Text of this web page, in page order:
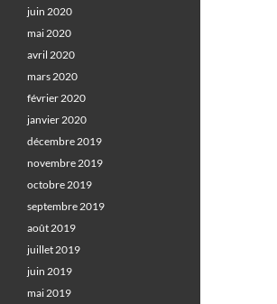
juin 2020
mai 2020
avril 2020
mars 2020
février 2020
janvier 2020
décembre 2019
novembre 2019
octobre 2019
septembre 2019
août 2019
juillet 2019
juin 2019
mai 2019